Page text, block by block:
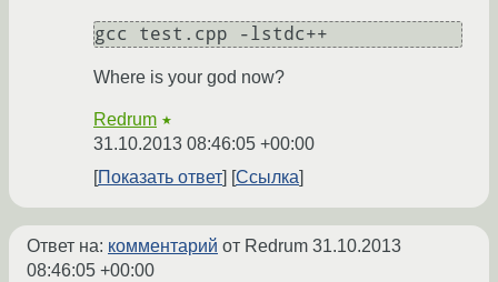
Where is your god now?
Redrum ★
31.10.2013 08:46:05 +00:00
Показать ответ
Ссылка
Ответ на: комментарий от Redrum 31.10.2013
08:46:05 +00:00